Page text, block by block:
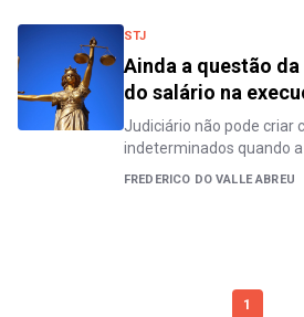
STJ
Ainda a questão
do salário na
Judiciário não pode criar
indeterminados quando
FREDERICO DO VALLE ABREU
1